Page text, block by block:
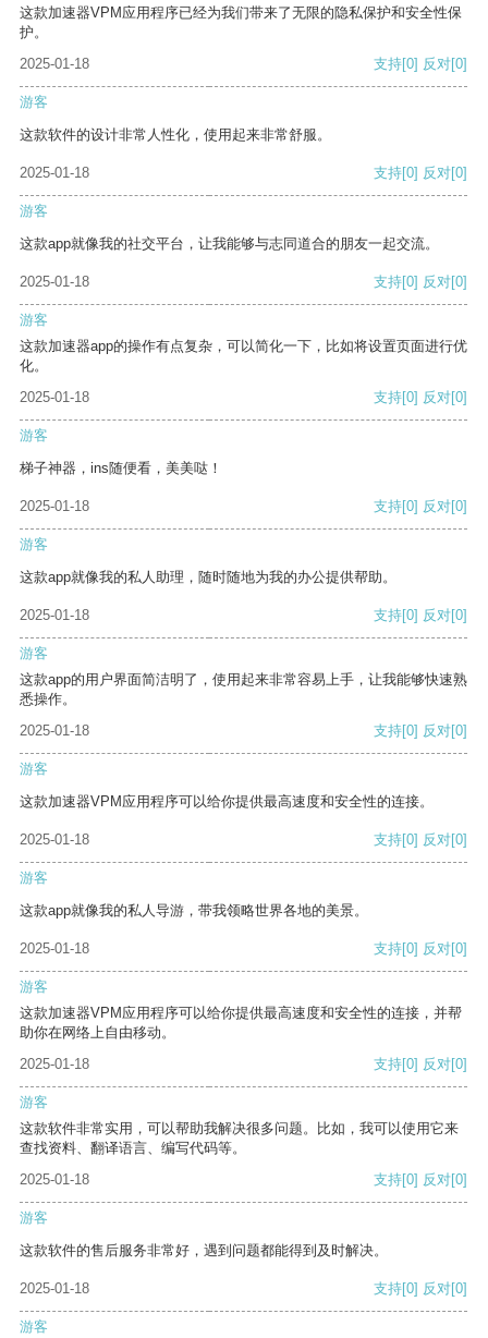
这款加速器VPM应用程序已经为我们带来了无限的隐私保护和安全性保
护。
2025-01-18
支持[0] 反对[0]
游客
这款软件的设计非常人性化，使用起来非常舒服。
2025-01-18 支持[0] 反对[0]
游客
这款app就像我的社交平台，让我能够与志同道合的朋友一起交流。
2025-01-18 支持[0] 反对[0]
游客
这款加速器app的操作有点复杂，可以简化一下，比如将设置页面进行优
化。
2025-01-18
支持[0] 反对[0]
游客
梯子神器，ins随便看，美美哒！
2025-01-18 支持[0] 反对[0]
游客
这款app就像我的私人助理，随时随地为我的办公提供帮助。
2025-01-18 支持[0] 反对[0]
游客
这款app的用户界面简洁明了，使用起来非常容易上手，让我能够快速熟
悉操作。
2025-01-18
支持[0] 反对[0]
游客
这款加速器VPM应用程序可以给你提供最高速度和安全性的连接。
2025-01-18 支持[0] 反对[0]
游客
这款app就像我的私人导游，带我领略世界各地的美景。
2025-01-18 支持[0] 反对[0]
游客
这款加速器VPM应用程序可以给你提供最高速度和安全性的连接，并帮
助你在网络上自由移动。
2025-01-18
支持[0] 反对[0]
游客
这款软件非常实用，可以帮助我解决很多问题。比如，我可以使用它来
查找资料、翻译语言、编写代码等。
2025-01-18
支持[0] 反对[0]
游客
这款软件的售后服务非常好，遇到问题都能得到及时解决。
2025-01-18 支持[0] 反对[0]
游客